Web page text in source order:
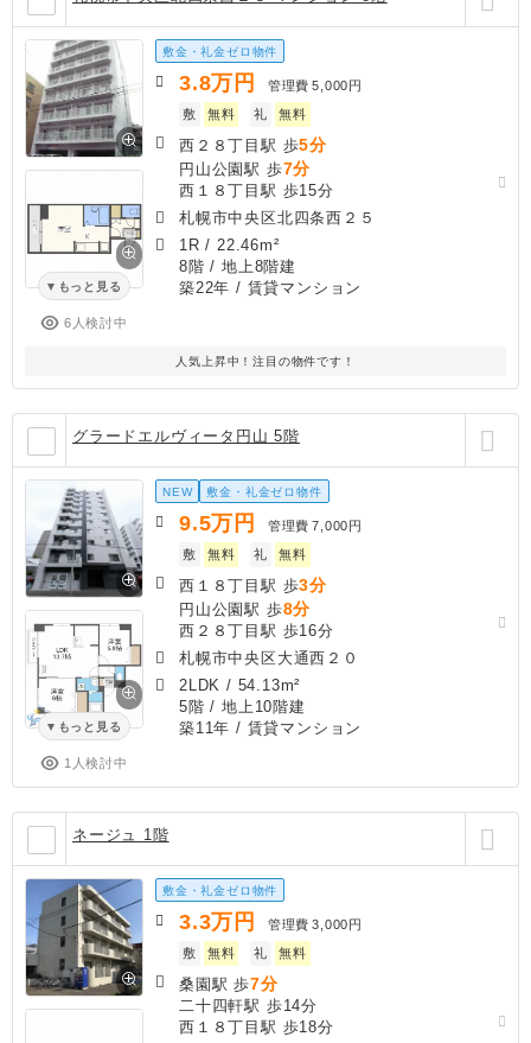
もっと見る
6人検討中
敷金・礼金ゼロ物件
3.8万円 管理費 5,000円
敷
無料 礼 無料
西２８丁目駅 歩5分
円山公園駅 歩7分
西１８丁目駅 歩15分
札幌市中央区北四条西２５
1R / 22.46m²
8階 / 地上8階建
築22年 / 賃貸マンション
人気上昇中！注目の物件です！
グラードエルヴィータ円山 5階
もっと見る
1人検討中
NEW 敷金・礼金ゼロ物件
9.5万円 管理費 7,000円
敷
無料 礼 無料
西１８丁目駅 歩3分
円山公園駅 歩8分
西２８丁目駅 歩16分
札幌市中央区大通西２０
2LDK / 54.13m²
5階 / 地上10階建
築11年 / 賃貸マンション
ネージュ 1階
敷金・礼金ゼロ物件
3.3万円 管理費 3,000円
敷
無料 礼 無料
桑園駅 歩7分
二十四軒駅 歩14分
西１８丁目駅 歩18分